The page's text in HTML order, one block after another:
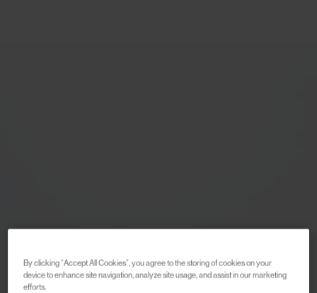
By clicking “Accept All Cookies”, you agree to the storing of cookies on your
device to enhance site navigation, analyze site usage, and assist in our marketing
efforts.